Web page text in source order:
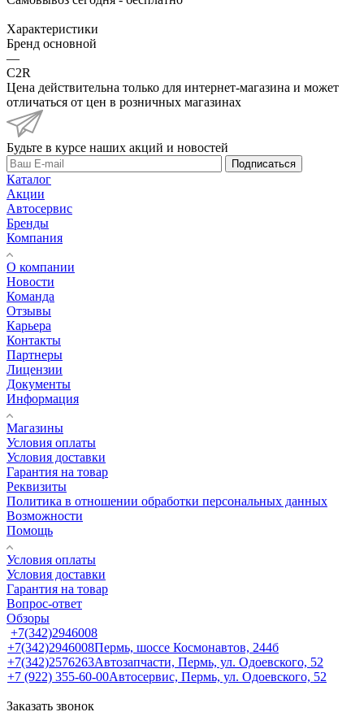
Характеристики
Бренд основной
—
C2R
Цена действительна только для интернет-магазина и может
отличаться от цен в розничных магазинах
Будьте в курсе наших акций и новостей
Подписаться
Каталог
Акции
Автосервис
Бренды
Компания
О компании
Новости
Команда
Отзывы
Карьера
Контакты
Партнеры
Лицензии
Документы
Информация
Магазины
Условия оплаты
Условия доставки
Гарантия на товар
Реквизиты
Политика в отношении обработки персональных данных
Возможности
Помощь
Условия оплаты
Условия доставки
Гарантия на товар
Вопрос-ответ
Обзоры
+7(342)2946008
+7(342)2946008Пермь, шоссе Космонавтов, 244б
+7(342)2576263Автозапчасти, Пермь, ул. Одоевского, 52
+7 (922) 355-60-00Автосервис, Пермь, ул. Одоевского, 52
Заказать звонок